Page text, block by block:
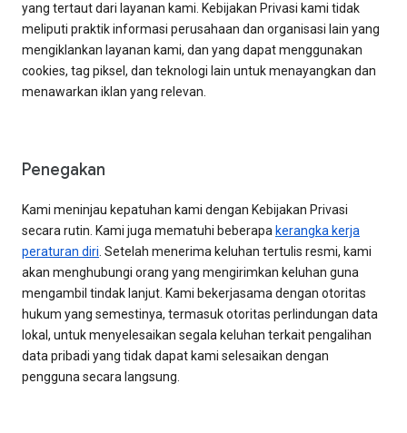
yang tertaut dari layanan kami. Kebijakan Privasi kami tidak
meliputi praktik informasi perusahaan dan organisasi lain yang
mengiklankan layanan kami, dan yang dapat menggunakan
cookies, tag piksel, dan teknologi lain untuk menayangkan dan
menawarkan iklan yang relevan.
Penegakan
Kami meninjau kepatuhan kami dengan Kebijakan Privasi
secara rutin. Kami juga mematuhi beberapa kerangka kerja
peraturan diri. Setelah menerima keluhan tertulis resmi, kami
akan menghubungi orang yang mengirimkan keluhan guna
mengambil tindak lanjut. Kami bekerjasama dengan otoritas
hukum yang semestinya, termasuk otoritas perlindungan data
lokal, untuk menyelesaikan segala keluhan terkait pengalihan
data pribadi yang tidak dapat kami selesaikan dengan
pengguna secara langsung.